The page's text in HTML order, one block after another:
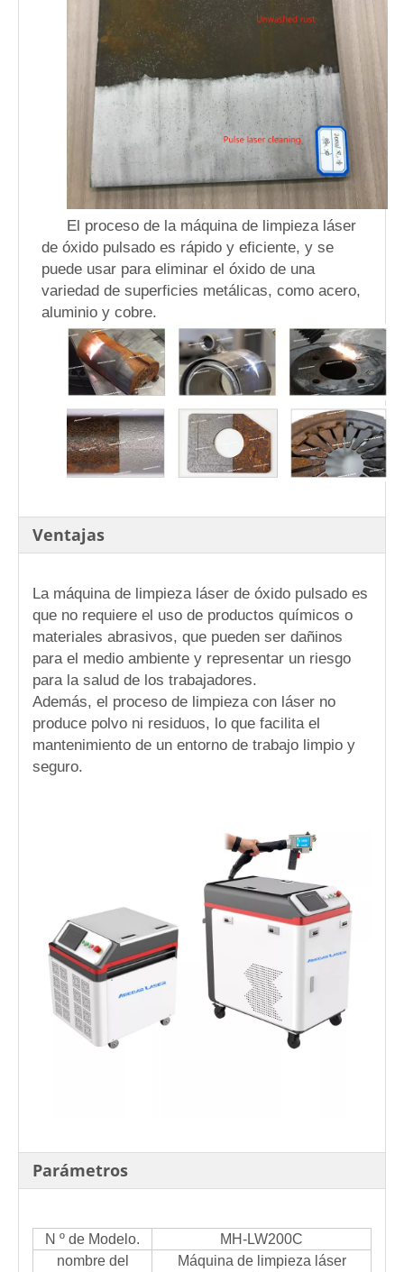
El proceso de la máquina de limpieza láser
de óxido pulsado es rápido y eficiente, y se
puede usar para eliminar el óxido de una
variedad de superficies metálicas, como acero,
aluminio y cobre.
Ventajas
La máquina de limpieza láser de óxido pulsado es
que no requiere el uso de productos químicos o
materiales abrasivos, que pueden ser dañinos
para el medio ambiente y representar un riesgo
para la salud de los trabajadores.
Además, el proceso de limpieza con láser no
produce polvo ni residuos, lo que facilita el
mantenimiento de un entorno de trabajo limpio y
seguro.
Parámetros
N º de Modelo.
MH-LW200C
nombre del
Máquina de limpieza láser